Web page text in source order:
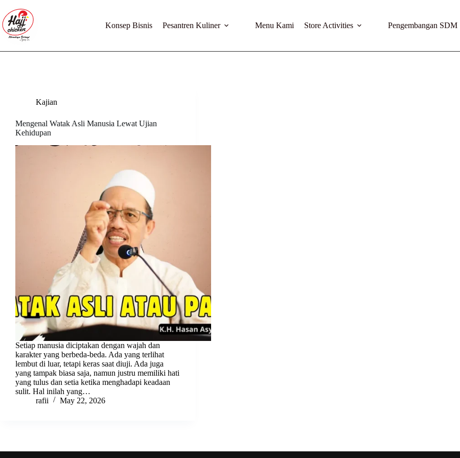
content
Konsep Bisnis Pesantren Kuliner Menu Kami Store Activities Pengembangan SDM
Kajian
Mengenal Watak Asli Manusia Lewat Ujian
Kehidupan
Setiap manusia diciptakan dengan wajah dan
karakter yang berbeda-beda. Ada yang terlihat
lembut di luar, tetapi keras saat diuji. Ada juga
yang tampak biasa saja, namun justru memiliki hati
yang tulus dan setia ketika menghadapi keadaan
sulit. Hal inilah yang…
rafii
May 22, 2026